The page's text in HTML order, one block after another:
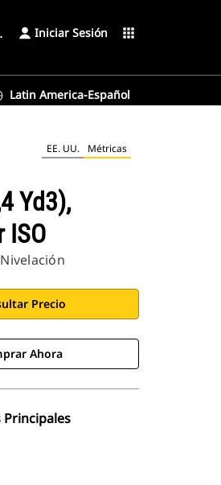
Iniciar Sesión apps
Latin America-Español
EE. UU. Métricas
Yd3),
ISO
Precio
Ahora
Principales